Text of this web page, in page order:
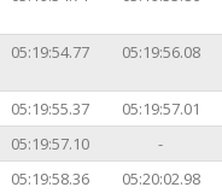
05:19:54.77 05:19:56.08
05:19:55.37
05:19:57.01
05:19:57.10
-
05:19:58.36
05:20:02.98